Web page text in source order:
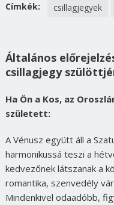
Címkék: csillagjegyek
Általános
csillagjegy
Ha Ön a Kos, az
született:
A Vénusz együtt áll a
harmonikussá teszi a
kedvezőnek látszanak a
romantika, szenvedély
Mindenkivel odaadóbb,